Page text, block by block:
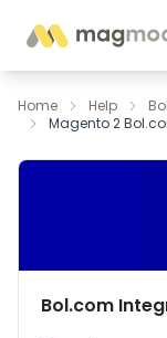
Home Help
Magento 2
Bol.com